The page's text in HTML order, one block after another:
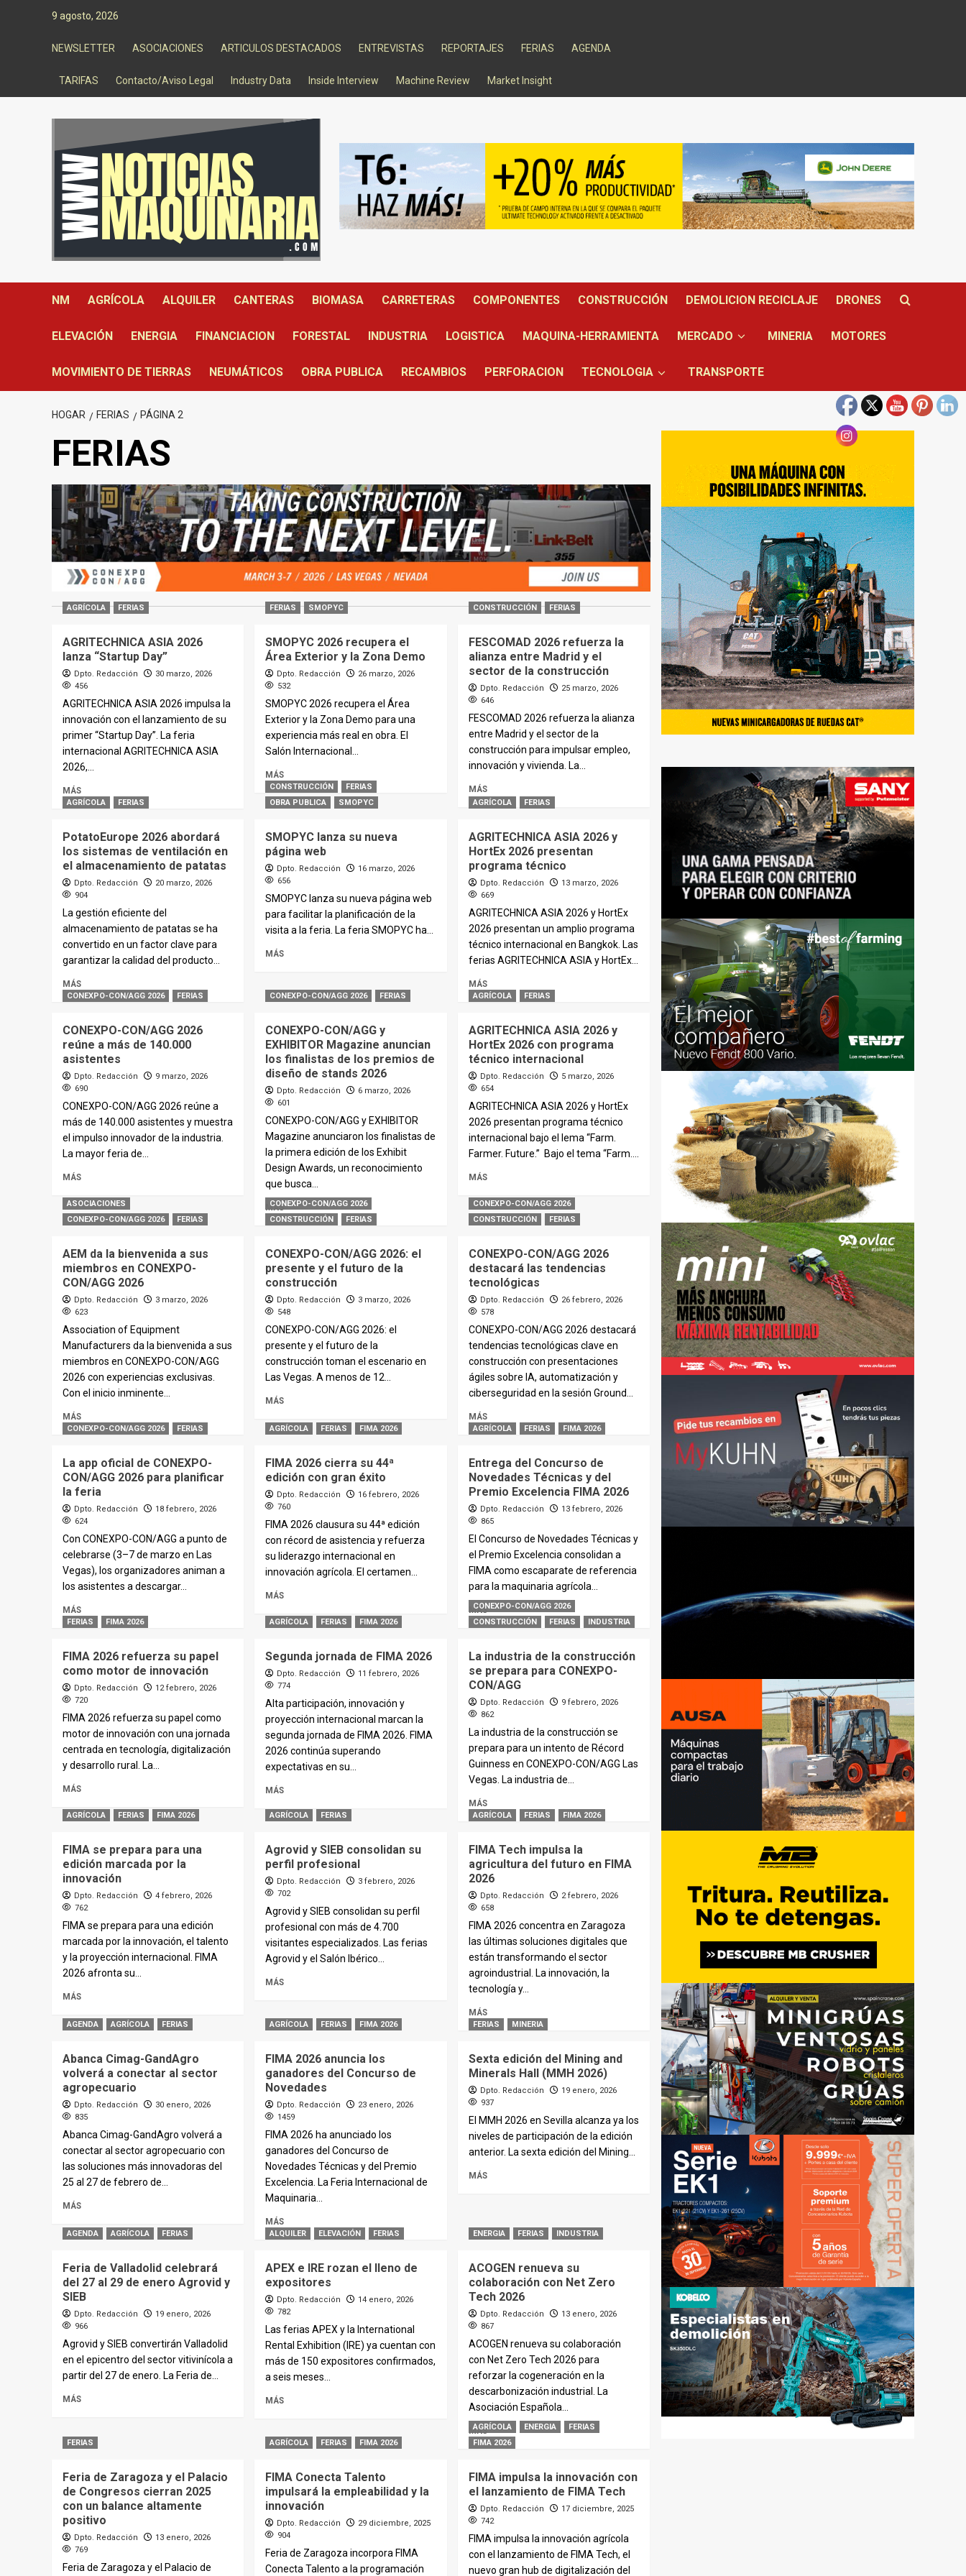
9 agosto, 2026
NEWSLETTER ASOCIACIONES ARTICULOS DESTACADOS ENTREVISTAS REPORTAJES FERIAS AGENDA
TARIFAS Contacto/Aviso Legal Industry Data Inside Interview Machine Review Market Insight
NM AGRÍCOLA ALQUILER CANTERAS BIOMASA CARRETERAS COMPONENTES CONSTRUCCIÓN DEMOLICION RECICLAJE DRONES
ELEVACIÓN ENERGIA FINANCIACION FORESTAL INDUSTRIA LOGISTICA MAQUINA-HERRAMIENTA MERCADO MINERIA MOTORES
MOVIMIENTO DE TIERRAS NEUMÁTICOS OBRA PUBLICA RECAMBIOS PERFORACION TECNOLOGIA TRANSPORTE
HOGAR FERIAS PÁGINA 2
FERIAS
AGRÍCOLA FERIAS
AGRITECHNICA ASIA 2026
lanza “Startup Day”
Dpto. Redacción
30 marzo, 2026
456
AGRITECHNICA ASIA 2026 impulsa la
innovación con el lanzamiento de su
primer “Startup Day”. La feria
internacional AGRITECHNICA ASIA
2026,...
MÁS
FERIAS SMOPYC
SMOPYC 2026 recupera el
Área Exterior y la Zona Demo
Dpto. Redacción
26 marzo, 2026
532
SMOPYC 2026 recupera el Área
Exterior y la Zona Demo para una
experiencia más real en obra. El
Salón Internacional...
MÁS
CONSTRUCCIÓN FERIAS
FESCOMAD 2026 refuerza la
alianza entre Madrid y el
sector de la construcción
Dpto. Redacción
25 marzo, 2026
646
FESCOMAD 2026 refuerza la alianza
entre Madrid y el sector de la
construcción para impulsar empleo,
innovación y vivienda. La...
MÁS
AGRÍCOLA FERIAS
PotatoEurope 2026 abordará
los sistemas de ventilación en
el almacenamiento de patatas
Dpto. Redacción
20 marzo, 2026
904
La gestión eficiente del
almacenamiento de patatas se ha
convertido en un factor clave para
garantizar la calidad del producto...
MÁS
CONSTRUCCIÓN
FERIAS
OBRA PUBLICA
SMOPYC
SMOPYC lanza su nueva
página web
Dpto. Redacción
16 marzo, 2026
656
SMOPYC lanza su nueva página web
para facilitar la planificación de la
visita a la feria. La feria SMOPYC ha...
MÁS
AGRÍCOLA FERIAS
AGRITECHNICA ASIA 2026 y
HortEx 2026 presentan
programa técnico
Dpto. Redacción
13 marzo, 2026
669
AGRITECHNICA ASIA 2026 y HortEx
2026 presentan un amplio programa
técnico internacional en Bangkok. Las
ferias AGRITECHNICA ASIA y HortEx...
MÁS
CONEXPO-CON/AGG 2026 FERIAS
CONEXPO-CON/AGG 2026
reúne a más de 140.000
asistentes
Dpto. Redacción
9 marzo, 2026
690
CONEXPO-CON/AGG 2026 reúne a
más de 140.000 asistentes y muestra
el impulso innovador de la industria.
La mayor feria de...
MÁS
CONEXPO-CON/AGG 2026 FERIAS
CONEXPO-CON/AGG y
EXHIBITOR Magazine anuncian
los finalistas de los premios de
diseño de stands 2026
Dpto. Redacción
6 marzo, 2026
601
CONEXPO-CON/AGG y EXHIBITOR
Magazine anunciaron los finalistas de
la primera edición de los Exhibit
Design Awards, un reconocimiento
que busca...
MÁS
AGRÍCOLA FERIAS
AGRITECHNICA ASIA 2026 y
HortEx 2026 con programa
técnico internacional
Dpto. Redacción
5 marzo, 2026
654
AGRITECHNICA ASIA 2026 y HortEx
2026 presentan programa técnico
internacional bajo el lema “Farm.
Farmer. Future.” Bajo el tema “Farm....
MÁS
ASOCIACIONES
CONEXPO-CON/AGG 2026
FERIAS
AEM da la bienvenida a sus
miembros en CONEXPO-
CON/AGG 2026
Dpto. Redacción
3 marzo, 2026
623
Association of Equipment
Manufacturers da la bienvenida a sus
miembros en CONEXPO-CON/AGG
2026 con experiencias exclusivas.
Con el inicio inminente...
MÁS
CONEXPO-CON/AGG 2026
CONSTRUCCIÓN
FERIAS
CONEXPO-CON/AGG 2026: el
presente y el futuro de la
construcción
Dpto. Redacción
3 marzo, 2026
548
CONEXPO-CON/AGG 2026: el
presente y el futuro de la
construcción toman el escenario en
Las Vegas. A menos de 12...
MÁS
CONEXPO-CON/AGG 2026
CONSTRUCCIÓN
FERIAS
CONEXPO-CON/AGG 2026
destacará las tendencias
tecnológicas
Dpto. Redacción
26 febrero, 2026
578
CONEXPO-CON/AGG 2026 destacará
tendencias tecnológicas clave en
construcción con presentaciones
ágiles sobre IA, automatización y
ciberseguridad en la sesión Ground...
MÁS
CONEXPO-CON/AGG 2026 FERIAS
La app oficial de CONEXPO-
CON/AGG 2026 para planificar
la feria
Dpto. Redacción
18 febrero, 2026
624
Con CONEXPO-CON/AGG a punto de
celebrarse (3–7 de marzo en Las
Vegas), los organizadores animan a
los asistentes a descargar...
MÁS
AGRÍCOLA FERIAS FIMA 2026
FIMA 2026 cierra su 44ª
edición con gran éxito
Dpto. Redacción
16 febrero, 2026
760
FIMA 2026 clausura su 44ª edición
con récord de asistencia y refuerza
su liderazgo internacional en
innovación agrícola. El certamen...
MÁS
AGRÍCOLA FERIAS FIMA 2026
Entrega del Concurso de
Novedades Técnicas y del
Premio Excelencia FIMA 2026
Dpto. Redacción
13 febrero, 2026
865
El Concurso de Novedades Técnicas y
el Premio Excelencia consolidan a
FIMA como escaparate de referencia
para la maquinaria agrícola...
MÁS
FERIAS FIMA 2026
FIMA 2026 refuerza su papel
como motor de innovación
Dpto. Redacción
12 febrero, 2026
720
FIMA 2026 refuerza su papel como
motor de innovación con una jornada
centrada en tecnología, digitalización
y desarrollo rural. La...
MÁS
AGRÍCOLA FERIAS FIMA 2026
Segunda jornada de FIMA 2026
Dpto. Redacción
11 febrero, 2026
774
Alta participación, innovación y
proyección internacional marcan la
segunda jornada de FIMA 2026. FIMA
2026 continúa superando
expectativas en su...
MÁS
CONEXPO-CON/AGG 2026
CONSTRUCCIÓN
FERIAS INDUSTRIA
La industria de la construcción
se prepara para CONEXPO-
CON/AGG
Dpto. Redacción
9 febrero, 2026
862
La industria de la construcción se
prepara para un intento de Récord
Guinness en CONEXPO-CON/AGG Las
Vegas. La industria de...
MÁS
AGRÍCOLA FERIAS FIMA 2026
FIMA se prepara para una
edición marcada por la
innovación
Dpto. Redacción
4 febrero, 2026
762
FIMA se prepara para una edición
marcada por la innovación, el talento
y la proyección internacional. FIMA
2026 afronta su...
MÁS
AGRÍCOLA FERIAS
Agrovid y SIEB consolidan su
perfil profesional
Dpto. Redacción
3 febrero, 2026
702
Agrovid y SIEB consolidan su perfil
profesional con más de 4.700
visitantes especializados. Las ferias
Agrovid y el Salón Ibérico...
MÁS
AGRÍCOLA FERIAS FIMA 2026
FIMA Tech impulsa la
agricultura del futuro en FIMA
2026
Dpto. Redacción
2 febrero, 2026
658
FIMA 2026 concentra en Zaragoza
las últimas soluciones digitales que
están transformando el sector
agroindustrial. La innovación, la
tecnología y...
MÁS
AGENDA AGRÍCOLA FERIAS
Abanca Cimag-GandAgro
volverá a conectar al sector
agropecuario
Dpto. Redacción
30 enero, 2026
835
Abanca Cimag-GandAgro volverá a
conectar al sector agropecuario con
las soluciones más innovadoras del
25 al 27 de febrero de...
MÁS
AGRÍCOLA FERIAS FIMA 2026
FIMA 2026 anuncia los
ganadores del Concurso de
Novedades
Dpto. Redacción
23 enero, 2026
1459
FIMA 2026 ha anunciado los
ganadores del Concurso de
Novedades Técnicas y del Premio
Excelencia. La Feria Internacional de
Maquinaria...
MÁS
FERIAS MINERIA
Sexta edición del Mining and
Minerals Hall (MMH 2026)
Dpto. Redacción
19 enero, 2026
937
El MMH 2026 en Sevilla alcanza ya los
niveles de participación de la edición
anterior. La sexta edición del Mining...
MÁS
AGENDA AGRÍCOLA FERIAS
Feria de Valladolid celebrará
del 27 al 29 de enero Agrovid y
SIEB
Dpto. Redacción
19 enero, 2026
966
Agrovid y SIEB convertirán Valladolid
en el epicentro del sector vitivinícola a
partir del 27 de enero. La Feria de...
MÁS
ALQUILER ELEVACIÓN FERIAS
APEX e IRE rozan el lleno de
expositores
Dpto. Redacción
14 enero, 2026
782
Las ferias APEX y la International
Rental Exhibition (IRE) ya cuentan con
más de 150 expositores confirmados,
a seis meses...
MÁS
ENERGIA FERIAS INDUSTRIA
ACOGEN renueva su
colaboración con Net Zero
Tech 2026
Dpto. Redacción
13 enero, 2026
867
ACOGEN renueva su colaboración
con Net Zero Tech 2026 para
reforzar la cogeneración en la
descarbonización industrial. La
Asociación Española...
MÁS
FERIAS
Feria de Zaragoza y el Palacio
de Congresos cierran 2025
con un balance altamente
positivo
Dpto. Redacción
13 enero, 2026
769
Feria de Zaragoza y el Palacio de
AGRÍCOLA FERIAS FIMA 2026
FIMA Conecta Talento
impulsará la empleabilidad y la
innovación
Dpto. Redacción
29 diciembre, 2025
904
Feria de Zaragoza incorpora FIMA
Conecta Talento a la programación
AGRÍCOLA ENERGIA
FERIAS
FIMA 2026
FIMA impulsa la innovación con
el lanzamiento de FIMA Tech
Dpto. Redacción
17 diciembre, 2025
742
FIMA impulsa la innovación agrícola
con el lanzamiento de FIMA Tech, el
nuevo gran hub de digitalización del